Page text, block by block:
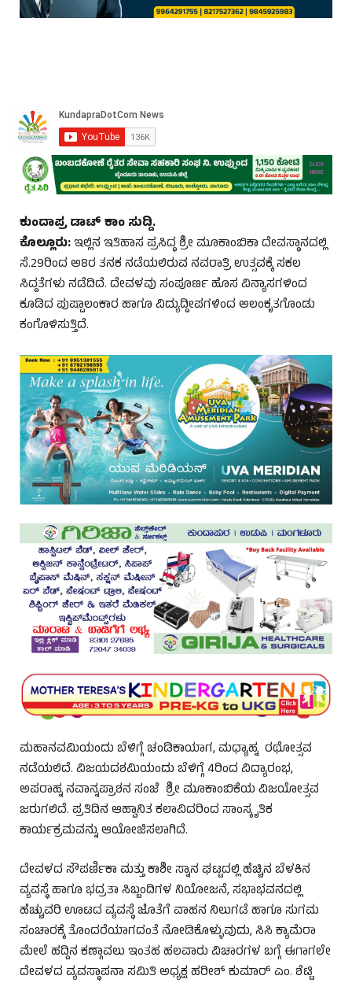
ಕುಂದಾಪ್ರ ಡಾಟ್ ಕಾಂ ಸುದ್ದಿ.
ಕೊಲ್ಲೂರು:ಇಲ್ಲಿನ ಇತಿಹಾಸ ಪ್ರಸಿದ್ಧ ಶ್ರೀ ಮೂಕಾಂಬಿಕಾ ದೇವಸ್ಥಾನದಲ್ಲಿ
ಸೆ.29ರಿಂದ ಅ8ರ ತನಕ ನಡೆಯಲಿರುವ ನವರಾತ್ರಿ ಉತ್ಸವಕ್ಕೆ ಸಕಲ
ಸಿದ್ದತೆಗಳು ನಡೆದಿದೆ. ದೇವಳವು ಸಂಪೂರ್ಣ ಹೊಸ ವಿನ್ಯಾಸಗಳಿಂದ
ಕೂಡಿದ ಪುಷ್ಪಾಲಂಕಾರ ಹಾಗೂ ವಿದ್ಯುದ್ದೀಪಗಳಿಂದ ಅಲಂಕೃತಗೊಂಡು
ಕಂಗೊಳಿಸುತ್ತಿದೆ.
ಮಹಾನವಮಿಯಂದು ಬೆಳಿಗ್ಗೆ ಚಂಡಿಕಾಯಾಗ, ಮಧ್ಯಾಹ್ನ ರಥೋತ್ಸವ
ನಡೆಯಲಿದೆ. ವಿಜಯದಶಮಿಯಂದು ಬೆಳಿಗ್ಗೆ 4ರಿಂದ ವಿದ್ಯಾರಂಭ,
ಅಪರಾಹ್ನ ನವಾನ್ನಪ್ರಾಶನ ಸಂಜೆ ಶ್ರೀ ಮೂಕಾಂಬಿಕೆಯ ವಿಜಯೋತ್ಸವ
ಜರುಗಲಿದೆ. ಪ್ರತಿದಿನ ಆಹ್ವಾನಿತ ಕಲಾವಿದರಿಂದ ಸಾಂಸ್ಕೃತಿಕ
ಕಾರ್ಯಕ್ರಮವನ್ನು ಆಯೋಜಿಸಲಾಗಿದೆ.
ದೇವಳದ ಸೌಪರ್ಣಿಕಾ ಮತ್ತು ಕಾಶೀ ಸ್ನಾನ ಘಟ್ಟದಲ್ಲಿ ಹೆಚ್ಚಿನ ಬೆಳಕಿನ
ವ್ಯವಸ್ಥೆ ಹಾಗೂ ಭದ್ರತಾ ಸಿಬ್ಬಂದಿಗಳ ನಿಯೋಜನೆ, ಸಭಾಭವನದಲ್ಲಿ
ಹೆಚ್ಚುವರಿ ಊಟದ ವ್ಯವಸ್ಥೆ ಜೊತೆಗೆ ವಾಹನ ನಿಲುಗಡೆ ಹಾಗೂ ಸುಗಮ
ಸಂಚಾರಕ್ಕೆ ತೊಂದರೆಯಾಗದಂತೆ ನೋಡಿಕೊಳ್ಳುವುದು, ಸಿಸಿ ಕ್ಯಾಮೆರಾ
ಮೇಲೆ ಹದ್ದಿನ ಕಣ್ಗಾವಲು ಇಂತಹ ಹಲವಾರು ವಿಚಾರಗಳ ಬಗ್ಗೆ ಈಗಾಗಲೇ
ದೇವಳದ ವ್ಯವಸ್ಥಾಪನಾ ಸಮಿತಿ ಅಧ್ಯಕ್ಷ ಹರೀಶ್ ಕುಮಾರ್ ಎಂ. ಶೆಟ್ಟಿ